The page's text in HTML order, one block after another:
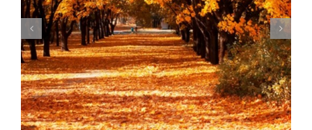
Shows para ver en familia